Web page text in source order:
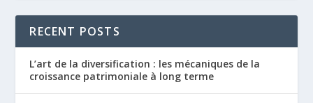
RECENT POSTS
L’art de la diversification : les mécaniques de la
croissance patrimoniale à long terme